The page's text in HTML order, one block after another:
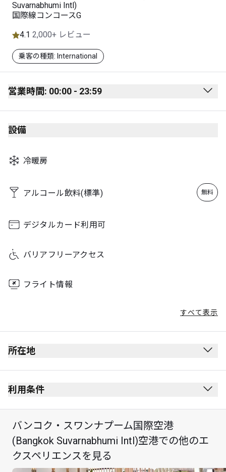
Suvarnabhumi Intl)
国際線コンコースG
4.1 2,000+ レビュー
乗客の種類: International
営業時間: 00:00 - 23:59
Monday 00:00 - 23:59
Tuesday
Thursday
Friday 00:00 - 23:59
Sunday
設備
冷暖房
アルコール飲料(標準) 無料
デジタルカード利用可
バリアフリーアクセス
フライト情報
すべて表示
所在地
出発ロビー
保安検査を受けた後にあります。
レベル3
(西側)
利用条件
禁煙(電子タバコを含む)
服装規定なし
最大滞在可能時間：2時間
バンコク・スワンナプーム国際空港
(Bangkok Suvarnabhumi Intl)空港での他のエ
クスペリエンスを見る